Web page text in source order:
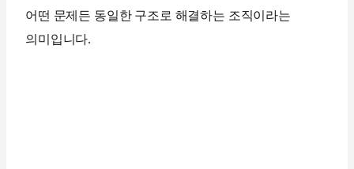
어떤 문제든 동일한 구조로 해결하는 조직이라는
의미입니다.